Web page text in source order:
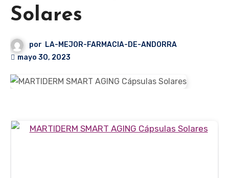
Solares
por LA-MEJOR-FARMACIA-DE-ANDORRA
mayo 30, 2023